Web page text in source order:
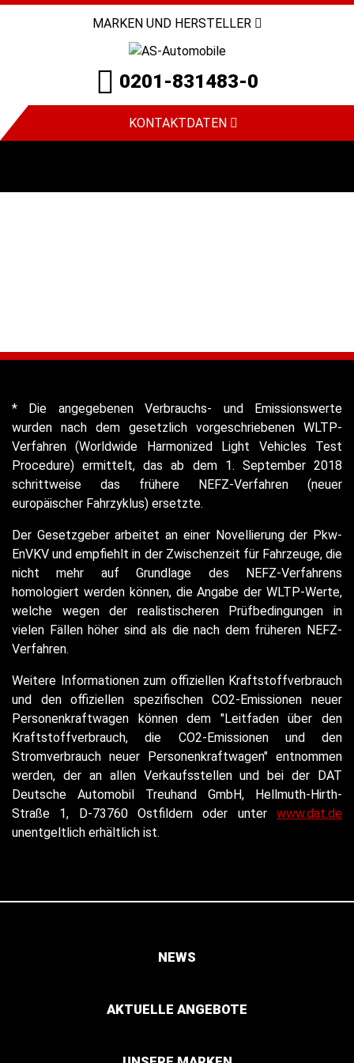
MARKEN UND HERSTELLER
0201-831483-0
KONTAKTDATEN
* Die angegebenen Verbrauchs- und Emissionswerte
wurden nach dem gesetzlich vorgeschriebenen WLTP-
Verfahren (Worldwide Harmonized Light Vehicles Test
Procedure) ermittelt, das ab dem 1. September 2018
schrittweise das frühere NEFZ-Verfahren (neuer
europäischer Fahrzyklus) ersetzte.
Der Gesetzgeber arbeitet an einer Novellierung der Pkw-
EnVKV und empfiehlt in der Zwischenzeit für Fahrzeuge, die
nicht mehr auf Grundlage des NEFZ-Verfahrens
homologiert werden können, die Angabe der WLTP-Werte,
welche wegen der realistischeren Prüfbedingungen in
vielen Fällen höher sind als die nach dem früheren NEFZ-
Verfahren.
Weitere Informationen zum offiziellen Kraftstoffverbrauch
und den offiziellen spezifischen CO2-Emissionen neuer
Personenkraftwagen können dem "Leitfaden über den
Kraftstoffverbrauch, die CO2-Emissionen und den
Stromverbrauch neuer Personenkraftwagen" entnommen
werden, der an allen Verkaufsstellen und bei der DAT
Deutsche Automobil Treuhand GmbH, Hellmuth-Hirth-
Straße 1, D-73760 Ostfildern oder unter www.dat.de
unentgeltlich erhältlich ist.
NEWS
AKTUELLE ANGEBOTE